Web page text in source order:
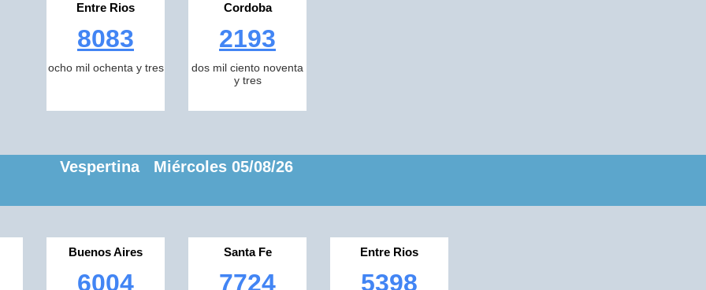
Entre Rios
8083
ocho mil ochenta y tres
Cordoba
2193
dos mil ciento noventa
y tres
Vespertina Miércoles 05/08/26
Buenos Aires
6004
Santa Fe
7724
Entre Rios
5398